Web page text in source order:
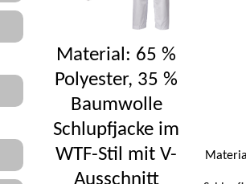
Material: 65 %
Polyester, 35 %
Baumwolle
Schlupfjacke im
WTF-Stil mit V-
Ausschnitt